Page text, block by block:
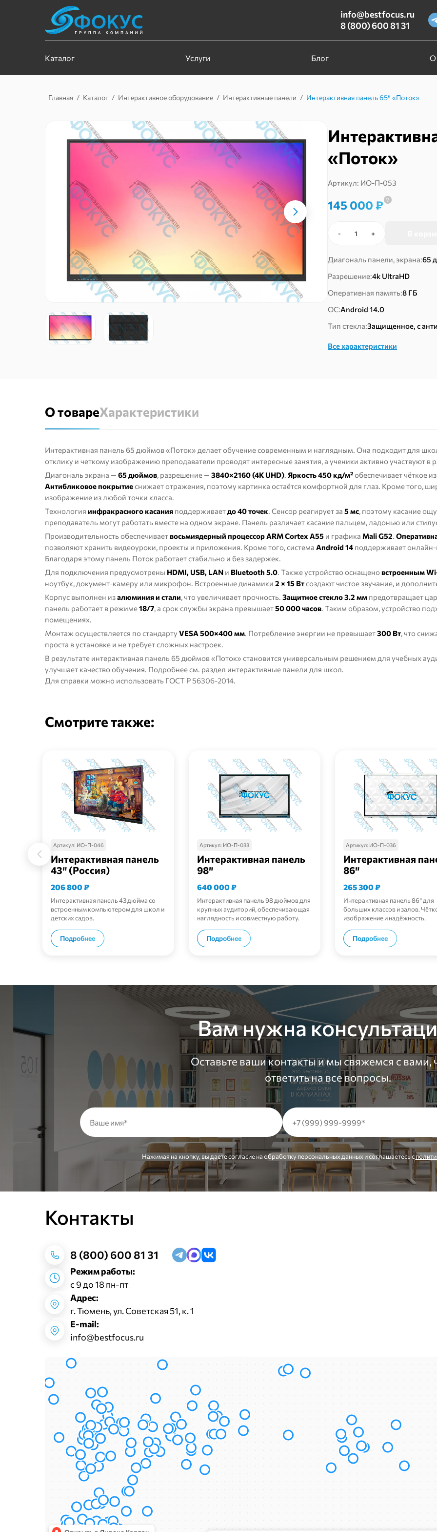
info@bestfocus.ru
8 (800) 600 81 31
Каталог Услуги Блог О
Главная / Каталог / Интерактивное оборудование / Интерактивные панели / Интерактивная панель 65″ «Поток»
«Поток»
Артикул: ИО-П-053
145 000 ₽
-
Количество
Интерактивная
65"
"Поток"
+
Диагональ панели, экрана:65
Разрешение:4k UltraHD
Оперативная память:8 ГБ
ОС:Android 14.0
Тип стекла:Защищенное, с
Все характеристики
О товареХарактеристики
Интерактивная панель 65 дюймов «Поток» делает обучение современным и наглядным. Она подходит для
отклику и четкому изображению преподаватели проводят интересные занятия, а ученики активно участвуют в
Диагональ экрана — 65 дюймов, разрешение — 3840×2160 (4K UHD). Яркость 450 кд/м²обеспечивает чёткое
Антибликовое покрытиеснижает отражения, поэтому картинка остаётся комфортной для глаз. Кроме того,
изображение из любой точки класса.
Технология инфракрасного касания поддерживаетдо 40 точек. Сенсор реагирует за 5 мс, поэтому касание
преподаватель могут работать вместе на одном экране. Панель различает касание пальцем, ладонью или
Производительность обеспечиваетвосьмиядерный процессор ARM Cortex A55 и графика Mali G52.
позволяют хранить видеоуроки, проекты и приложения. Кроме того, система Android 14 поддерживает
Благодаря этому панель Поток работает стабильно и без задержек.
Для подключения предусмотрены HDMI, USB, LAN и Bluetooth 5.0. Также устройство оснащеновстроенным
ноутбук, документ-камеру или микрофон. Встроенные динамики 2 × 15 Втсоздают чистое звучание, и
Корпус выполнен изалюминия и стали, что увеличивает прочность. Защитное стекло 3.2 мм предотвращает
панель работает в режиме18/7, а срок службы экрана превышает50 000 часов. Таким образом, устройство
помещениях.
Монтаж осуществляется по стандарту VESA 500×400 мм. Потребление энергии не превышает300 Вт, что
проста в установке и не требует сложных настроек.
В результате интерактивная панель 65 дюймов «Поток» становится универсальным решением для учебных
улучшает качество обучения. Подробнее см. раздел интерактивные панели для школ.
Для справки можно использовать ГОСТ Р 56306-2014.
Смотрите также:
Артикул: ИО-П-046
Интерактивная панель
43″ (Россия)
206 800₽
Интерактивная панель 43 дюйма со
встроенным компьютером для школ и
детских садов.
Подробнее
Артикул: ИО-П-033
Интерактивная панель
98″
640 000₽
Интерактивная панель 98 дюймов для
крупных аудиторий, обеспечивающая
наглядность и совместную работу.
Подробнее
Артикул: ИО-П-036
Интерактивная
86″
265 300₽
Интерактивная панель 86″ для
больших классов и залов.
изображение и надёжность.
Подробнее
Вам нужна
Оставьте ваши контакты и мы свяжемся с вами,
ответить на все вопросы.
Нажимая на кнопку, вы даете согласие на обработку персональных данных и соглашаетесь c
Контакты
8 (800) 600 81 31
Режим работы:
с 9 до 18 пн-пт
Адрес:
г. Тюмень, ул. Советская 51, к. 1
E-mail:
info@bestfocus.ru